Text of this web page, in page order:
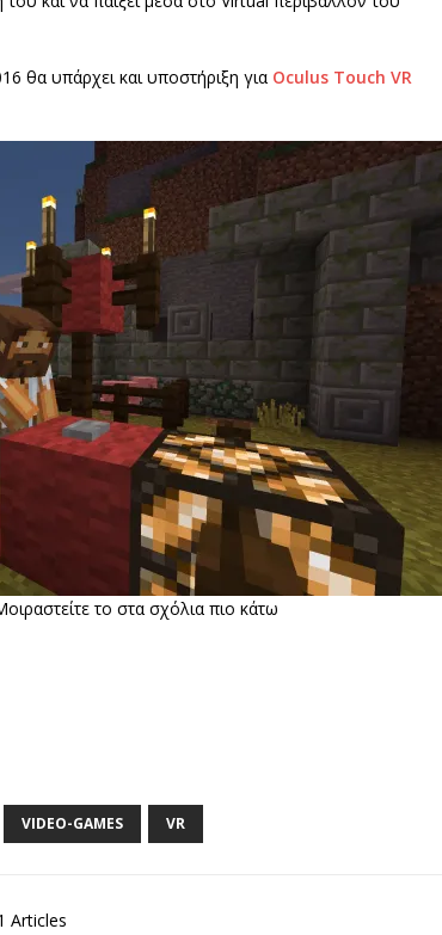
θα υπάρχει και υποστήριξη για Oculus Touch VR
το στα σχόλια πιο κάτω
VIDEO-GAMES VR
Articles